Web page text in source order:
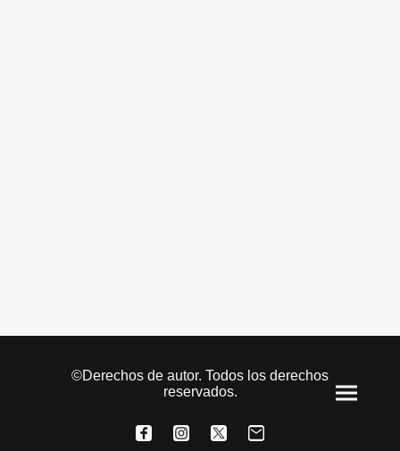
©Derechos de autor. Todos los derechos
reservados.